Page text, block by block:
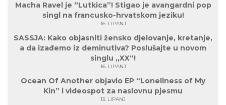
Macha Ravel je “Lutkica”! Stigao je avangardni pop
singl na francusko-hrvatskom jeziku!
16. LIPANJ
SASSJA: Kako objasniti žensko djelovanje, kretanje,
a da izađemo iz deminutiva? Poslušajte u novom
singlu „XX“!
16. LIPANJ
Ocean Of Another objavio EP “Loneliness of My
Kin” i videospot za naslovnu pjesmu
13. LIPANJ